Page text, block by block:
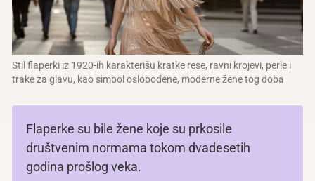
Stil flaperki iz 1920-ih karakterišu kratke rese, ravni krojevi, perle i
trake za glavu, kao simbol oslobođene, moderne žene tog doba
Flaperke su bile žene koje su prkosile
društvenim normama tokom dvadesetih
godina prošlog veka.